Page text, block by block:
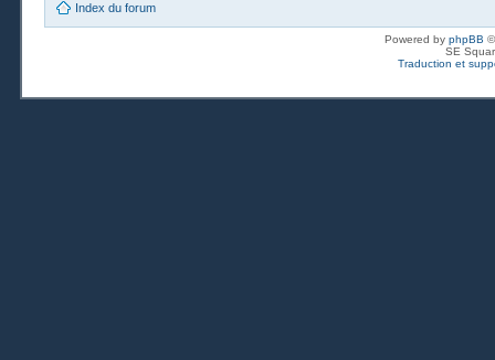
Index du forum
Powered by phpBB
SE
Traduction et